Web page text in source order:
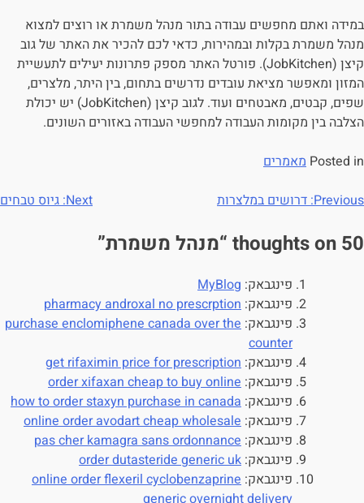
במידה ואתם מחפשים עבודה בתור מנהל משמרת או רוצים למצוא
מנהל משמרת בקלות ובמהירות, כדאי לכם להכיר את האתר של גוב
קיצן (JobKitchen). פורטל האתר מספק פתרונות יעילים לתעשיית
המזון ומאפשר מציאת עובדים נדרשים בתחום, בין היתר, מלצרים,
שפים, קבטים, מאבטחים ועוד. לגוב קיצן (JobKitchen) יש יכולת
הצלבה בין מקומות העבודה למחפשי העבודה באזורים השונים.
Posted in מאמרים
Previous: דרושים במלצרות Next: גיוס טבחים
50 thoughts on “ מנהל משמרת”
פינגבאק: MyBlog
פינגבאק: pharmacy androxal no prescrption
פינגבאק: purchase enclomiphene canada over the
counter
פינגבאק: get rifaximin price for prescription
פינגבאק: order xifaxan cheap to buy online
פינגבאק: how to order staxyn purchase in canada
פינגבאק: online order avodart cheap wholesale
פינגבאק: pas cher kamagra sans ordonnance
פינגבאק: order dutasteride generic uk
פינגבאק: online order flexeril cyclobenzaprine
generic overnight delivery